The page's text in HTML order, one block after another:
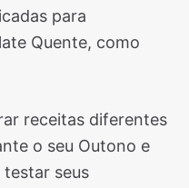
para
Quente, como
receitas diferentes
o seu Outono e
seus